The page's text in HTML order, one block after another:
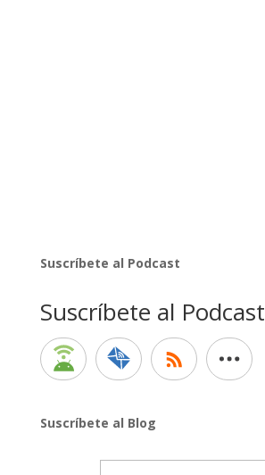
Suscríbete al Podcast
Suscríbete al Podcast
Suscríbete al Blog